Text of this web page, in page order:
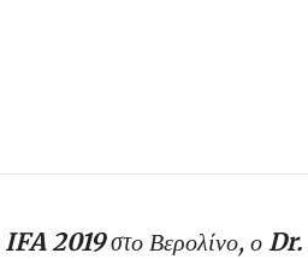
IFA 2019στο Βερολίνο, ο